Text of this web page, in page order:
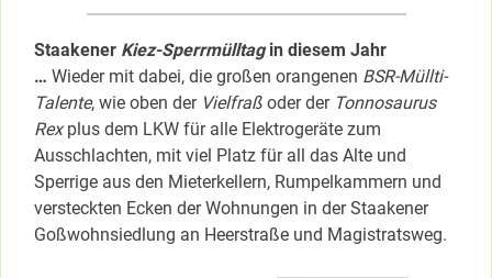
Staakener Kiez-Sperrmülltagin diesem Jahr
… Wieder mit dabei, die großen orangenen BSR-Müllti-
Talente, wie oben der Vielfraß oder der Tonnosaurus
Rexplus dem LKW für alle Elektrogeräte zum
Ausschlachten, mit viel Platz für all das Alte und
Sperrige aus den Mieterkellern, Rumpelkammern und
versteckten Ecken der Wohnungen in der Staakener
Goßwohnsiedlung an Heerstraße und Magistratsweg.